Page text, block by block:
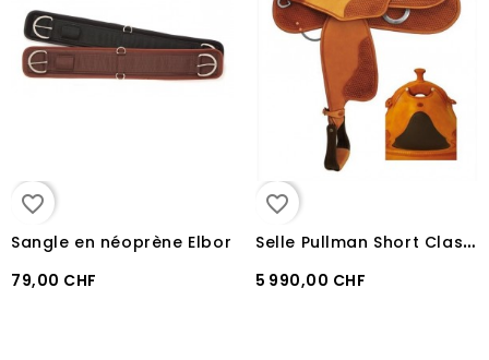
favorite_border
Sangle en néoprène Elbor
79,00 CHF
favorite_border
S
elle Pullman Short Classic NRHA Pro Reiner
5 990,00 CHF